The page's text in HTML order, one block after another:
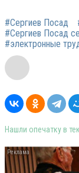
#Сергиев Посад
#Сергиев Посад
#электронные
Нашли опечатку в